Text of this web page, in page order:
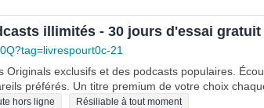
illimités - 30 jours d'essai gratuit
21
Originals exclusifs et des podcasts populaires.
préférés. Un titre premium de votre choix
hors ligne Résiliable à tout moment